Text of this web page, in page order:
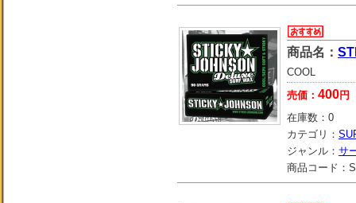
商品名：
COOL
売価： 400円
在庫数： 0
カテゴリ：
ジャンル： サ
商品コード：